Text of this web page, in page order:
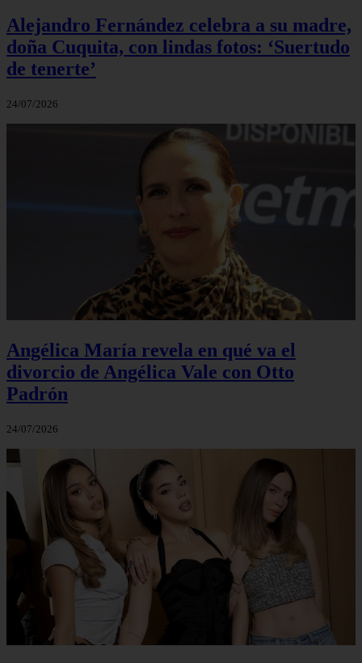
Alejandro Fernández celebra a su madre,
doña Cuquita, con lindas fotos: ‘Suertudo
de tenerte’
24/07/2026
Angélica María revela en qué va el
divorcio de Angélica Vale con Otto
Padrón
24/07/2026